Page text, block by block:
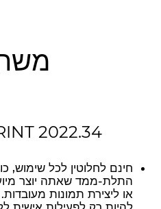
2022.34
חינם לחלוטין לכל שימוש,
התלת-ממד שאתה יוצר
או ליצירת תמונות